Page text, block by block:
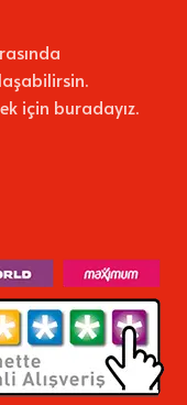
için buradayız.